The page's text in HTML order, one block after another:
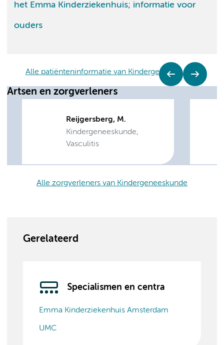
het Emma Kinderziekenhuis; informatie voor
ouders
Alle patiënteninformatie van Kindergeneeskunde
Artsen en zorgverleners
Reijgersberg, M.
Kindergeneeskunde,
Vasculitis
Alle zorgverleners van Kindergeneeskunde
Gerelateerd
Specialismen en centra
Emma Kinderziekenhuis Amsterdam
UMC